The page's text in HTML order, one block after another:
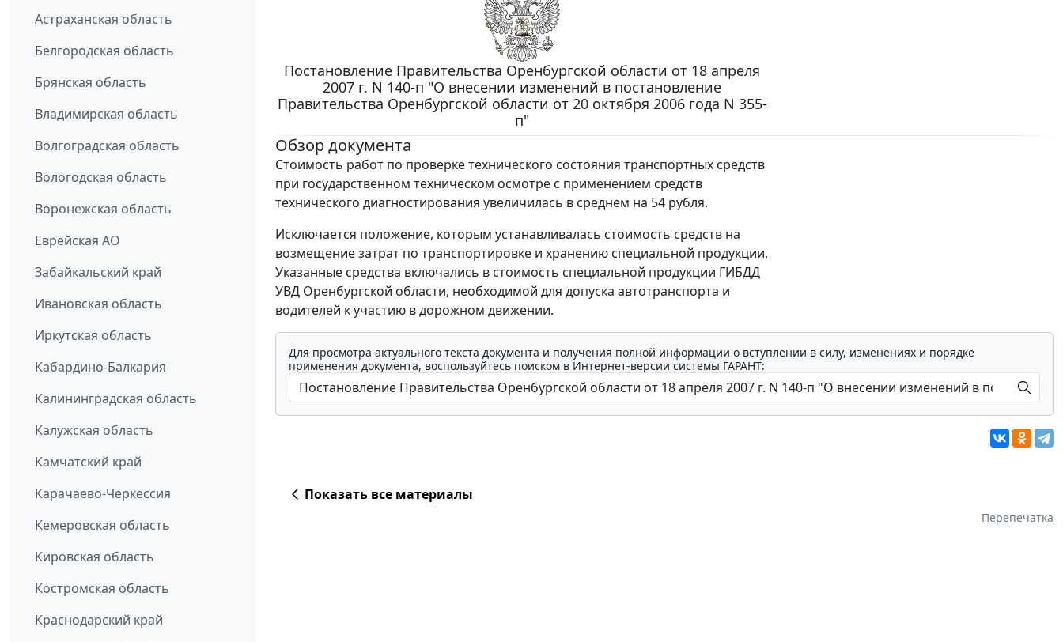
Астраханская область
Белгородская область
Брянская область
Владимирская область
Волгоградская область
Вологодская область
Воронежская область
Еврейская АО
Забайкальский край
Ивановская область
Иркутская область
Кабардино-Балкария
Калининградская область
Калужская область
Камчатский край
Карачаево-Черкессия
Кемеровская область
Кировская область
Костромская область
Краснодарский край
Постановление Правительства Оренбургской области от 18 апреля
2007 г. N 140-п "О внесении изменений в постановление
Правительства Оренбургской области от 20 октября 2006 года N 355-
п"
Обзор документа
Стоимость работ по проверке технического состояния транспортных средств
при государственном техническом осмотре с применением средств
технического диагностирования увеличилась в среднем на 54 рубля.
Исключается положение, которым устанавливалась стоимость средств на
возмещение затрат по транспортировке и хранению специальной продукции.
Указанные средства включались в стоимость специальной продукции ГИБДД
УВД Оренбургской области, необходимой для допуска автотранспорта и
водителей к участию в дорожном движении.
Для просмотра актуального текста документа и получения полной информации о вступлении в силу, изменениях и порядке
применения документа, воспользуйтесь поиском в Интернет-версии системы ГАРАНТ:
Показать все материалы
Перепечатка